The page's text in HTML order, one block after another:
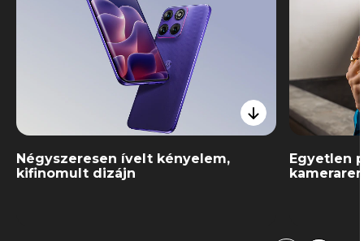
Négyszeresen ívelt kényelem,
kifinomult dizájn
Egyetlen